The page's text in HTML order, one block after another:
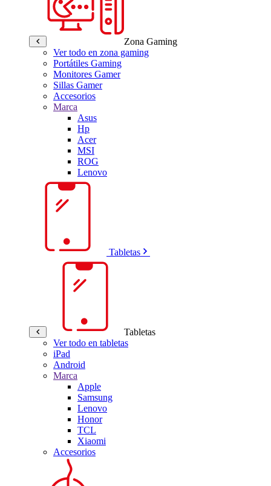
Zona Gaming
Ver todo en zona gaming
Portátiles Gaming
Monitores Gamer
Sillas Gamer
Accesorios
Marca
Asus
Hp
Acer
MSI
ROG
Lenovo
Tabletas
Tabletas
Ver todo en tabletas
iPad
Android
Marca
Apple
Samsung
Lenovo
Honor
TCL
Xiaomi
Accesorios